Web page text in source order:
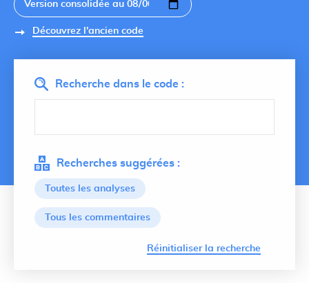
Découvrez l'ancien code
Recherche dans le code :
Recherches suggérées :
Toutes les analyses
Tous les commentaires
Réinitialiser la recherche